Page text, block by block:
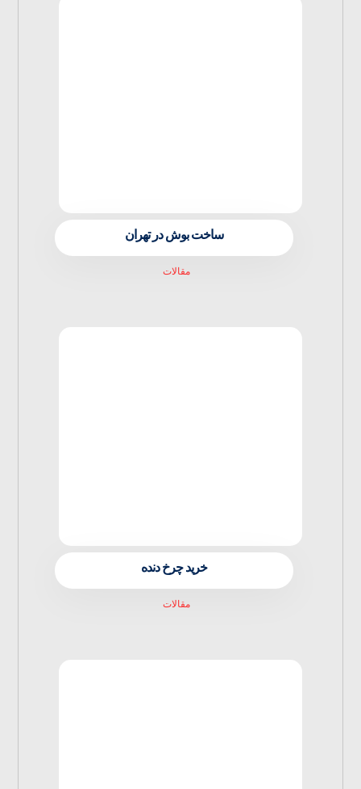
ساخت بوش در تهران
مقالات
خرید چرخ دنده
مقالات